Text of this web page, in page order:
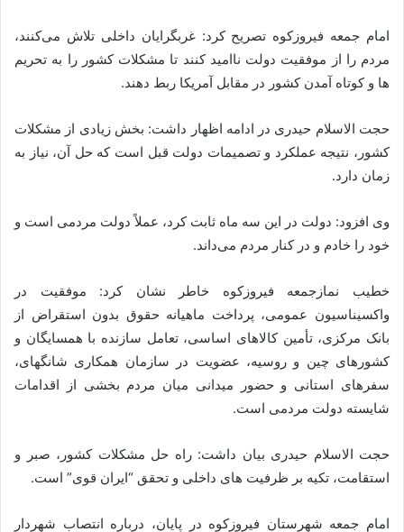
امام جمعه فیروزکوه تصریح کرد: غربگرایان داخلی تلاش می‌کنند،
مردم را از موفقیت دولت ناامید کنند تا مشکلات کشور را به تحریم
ها و کوتاه آمدن کشور در مقابل آمریکا ربط دهند.
حجت الاسلام حیدری در ادامه اظهار داشت: بخش زیادی از مشکلات
کشور، نتیجه عملکرد و تصمیمات دولت قبل است که حل آن، نیاز به
زمان دارد.
وی افزود: دولت در این سه ماه ثابت کرد، عملاً دولت مردمی است و
خود را خادم و در کنار مردم می‌داند.
خطیب نمازجمعه فیروزکوه خاطر نشان کرد: موفقیت در
واکسیناسیون عمومی، پرداخت ماهیانه حقوق بدون استقراض از
بانک مرکزی، تأمین کالاهای اساسی، تعامل سازنده با همسایگان و
کشورهای چین و روسیه، عضویت در سازمان همکاری شانگهای،
سفرهای استانی و حضور میدانی میان مردم بخشی از اقدامات
شایسته دولت مردمی است.
حجت الاسلام حیدری بیان داشت: راه حل مشکلات کشور، صبر و
استقامت، تکیه بر ظرفیت های داخلی و تحقق “ایران قوی” است.
امام جمعه شهرستان فیروزکوه در پایان، درباره انتصاب شهردار